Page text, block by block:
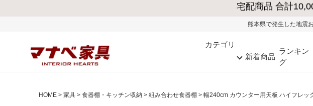
熊本県で発生した地震およびお盆期間中の物
カテゴリ
新着商品
ランキン
グ
HOME 家具 食器棚・キッチン収納 組み合わせ食器棚 幅240cm カウンター用天板 ハイフレッ